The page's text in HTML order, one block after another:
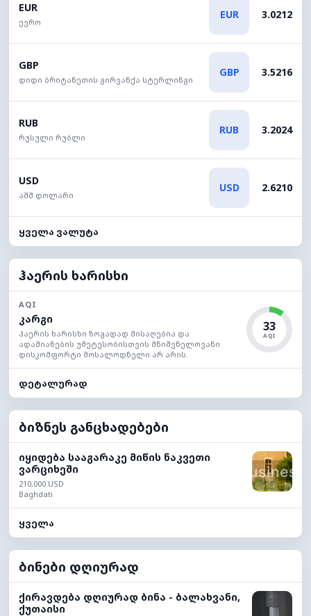
EUR
ევრო
EUR 3.0212
GBP
დიდი ბრიტანეთის გირვანქა სტერლინგი
GBP 3.5216
RUB
რუსული რუბლი
RUB 3.2024
USD
აშშ დოლარი
USD 2.6210
ყველა ვალუტა
ჰაერის ხარისხი
AQI
კარგი
ჰაერის ხარისხი ზოგადად მისაღებია და
ადამიანების უმეტესობისთვის მნიშვნელოვანი
დისკომფორტი მოსალოდნელი არ არის.
33
AQI
დეტალურად
ბიზნეს განცხადებები
იყიდება სააგარაკე მიწის ნაკვეთი
ვარციხეში
210,000 USD
Baghdati
ყველა
ბინები დღიურად
ქირავდება დღიურად ბინა - ბალახვანი,
ქუთაისი